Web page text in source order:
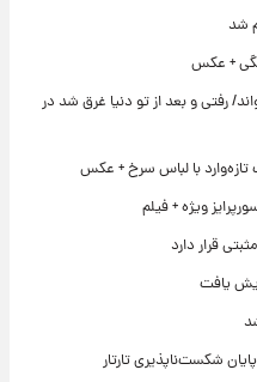
شد
رفتی و بعد از تو دنیا غرق شد در
با لباس سرخ + عکس
قرار دارد
یافت
شکست‌ناپذیری تارتار